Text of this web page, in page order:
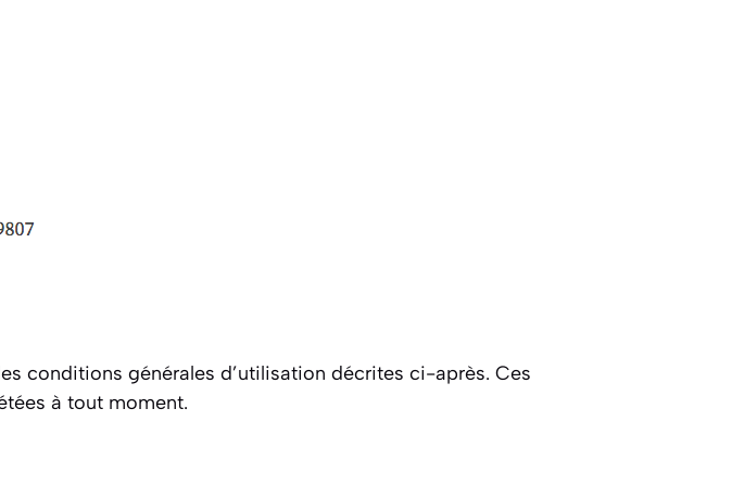
conditions générales d’utilisation décrites ci-après. Ces
à tout moment.